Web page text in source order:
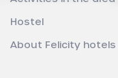
Hostel
About Felicity hotels